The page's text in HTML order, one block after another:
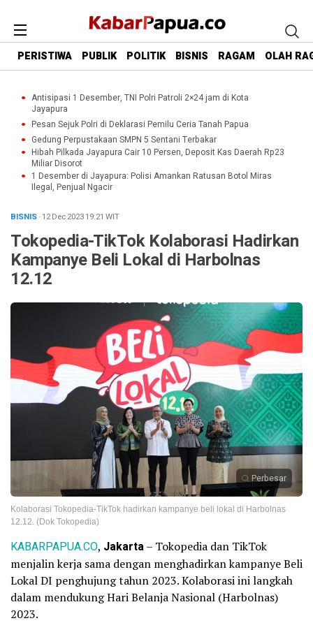
PERISTIWA PUBLIK POLITIK BISNIS RAGAM OLAH
Antisipasi 1 Desember, TNI Polri Patroli 2×24 jam di Kota
Jayapura
Pesan Sejuk Polri di Deklarasi Pemilu Ceria Tanah Papua
Gedung Perpustakaan SMPN 5 Sentani Terbakar
Hibah Pilkada Jayapura Cair 10 Persen, Deposit Kas Daerah Rp23
Miliar Disorot
1 Desember di Jayapura: Polisi Amankan Ratusan Botol Miras
Ilegal, Penjual Ngacir
BISNIS· 12 Dec 202319:21 WIT
Tokopedia-TikTok Kolaborasi Hadirkan
Kampanye Beli Lokal di Harbolnas
12.12
Perbesar
Kolaborasi Tokopedia-TikTok hadirkan kampanye beli lokal di Harbolnas
12.12. (Dok Tokopedia)
KABARPAPUA.CO, Jakarta– Tokopedia dan TikTok
menjalin kerja sama dengan menghadirkan kampanye Beli
Lokal DI penghujung tahun 2023. Kolaborasi ini langkah
dalam mendukung Hari Belanja Nasional (Harbolnas)
2023.